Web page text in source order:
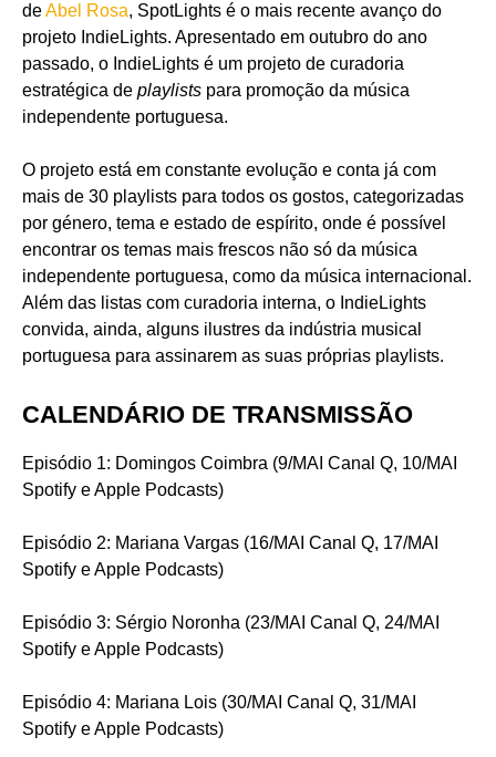
deAbel Rosa, SpotLights é o mais recente avanço do
projeto IndieLights. Apresentado em outubro do ano
passado, o IndieLights é um projeto de curadoria
estratégica de playlists para promoção da música
independente portuguesa.
O projeto está em constante evolução e conta já com
mais de 30 playlists para todos os gostos, categorizadas
por género, tema e estado de espírito, onde é possível
encontrar os temas mais frescos não só da música
independente portuguesa, como da música internacional.
Além das listas com curadoria interna, o IndieLights
convida, ainda, alguns ilustres da indústria musical
portuguesa para assinarem as suas próprias playlists.
CALENDÁRIO DE TRANSMISSÃO
Episódio 1: Domingos Coimbra (9/MAI Canal Q, 10/MAI
Spotify e Apple Podcasts)
Episódio 2: Mariana Vargas (16/MAI Canal Q, 17/MAI
Spotify e Apple Podcasts)
Episódio 3: Sérgio Noronha (23/MAI Canal Q, 24/MAI
Spotify e Apple Podcasts)
Episódio 4: Mariana Lois (30/MAI Canal Q, 31/MAI
Spotify e Apple Podcasts)